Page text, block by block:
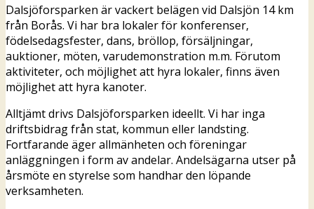
Dalsjöforsparken är vackert belägen vid Dalsjön 14 km
från Borås. Vi har bra lokaler för konferenser,
födelsedagsfester, dans, bröllop, försäljningar,
auktioner, möten, varudemonstration m.m. Förutom
aktiviteter, och möjlighet att hyra lokaler, finns även
möjlighet att hyra kanoter.
Alltjämt drivs Dalsjöforsparken ideellt. Vi har inga
driftsbidrag från stat, kommun eller landsting.
Fortfarande äger allmänheten och föreningar
anläggningen i form av andelar. Andelsägarna utser på
årsmöte en styrelse som handhar den löpande
verksamheten.